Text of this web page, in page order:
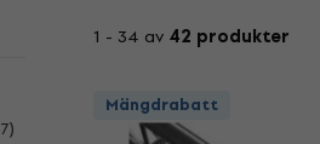
7)
1 - 34 av 42 produkter
Mängdrabatt